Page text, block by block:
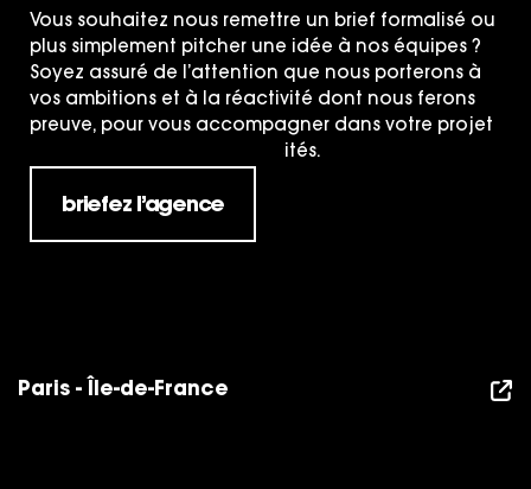
Vous souhaitez nous remettre un brief formalisé ou
plus simplement pitcher une idée à nos équipes ?
Soyez assuré de l’attention que nous porterons à
vos ambitions et à la réactivité dont nous ferons
preuve, pour vous accompagner dans votre projet
quelques soient ses spécificités.
briefez l’agence
Paris - Île-de-France